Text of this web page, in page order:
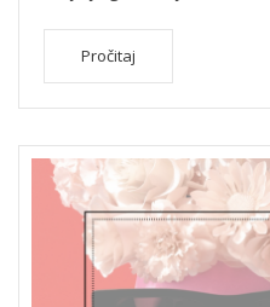
Pročitaj